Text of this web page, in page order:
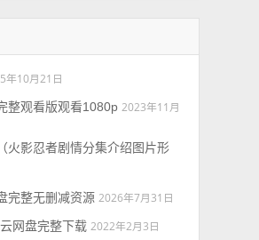
年10月21日
整观看版观看1080p 2023年11月
火影忍者剧情分集介绍图片形
完整无删减资源 2026年7月31日
网盘完整下载 2022年2月3日